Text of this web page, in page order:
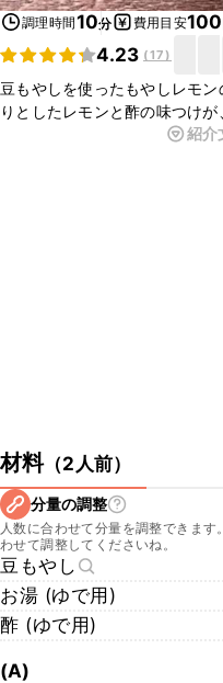
調理時間10分 費用目安100
4.23 (17)
豆もやしを使ったもやしレモ
りとしたレモンと酢の味つけ
ます。副菜として合わせやす紹介
材料（2人前）
分量の調整
人数に合わせて分量を調整できま
わせて調整してくださいね。
豆もやし
お湯 (ゆで用)
酢 (ゆで用)
(A)